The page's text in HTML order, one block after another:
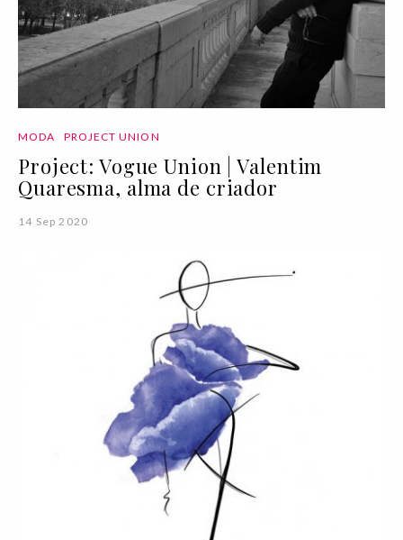
MODA PROJECT UNION
Project: Vogue Union | Valentim
Quaresma, alma de criador
14 Sep 2020